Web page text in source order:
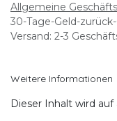
Allgemeine
30-Tage-Geld-
Versand: 2-3
Weitere Informationen
Dieser Inhalt wird